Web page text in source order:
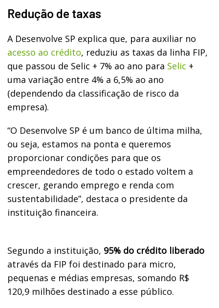
Redução de taxas
A Desenvolve SP explica que, para auxiliar no
acesso ao crédito, reduziu as taxas da linha FIP,
que passou de Selic + 7% ao ano para Selic +
uma variação entre 4% a 6,5% ao ano
(dependendo da classificação de risco da
empresa).
“O Desenvolve SP é um banco de última milha,
ou seja, estamos na ponta e queremos
proporcionar condições para que os
empreendedores de todo o estado voltem a
crescer, gerando emprego e renda com
sustentabilidade”, destaca o presidente da
instituição financeira.
Segundo a instituição, 95% do crédito liberado
através da FIP foi destinado para micro,
pequenas e médias empresas, somando R$
120,9 milhões destinado a esse público.